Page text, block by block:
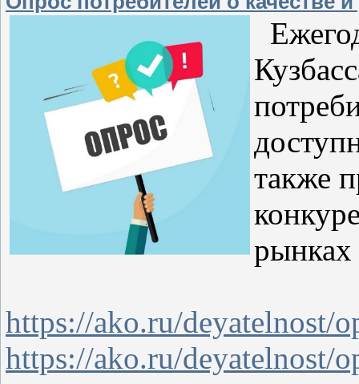
также
рынках
https://ako.ru/deyatelnost/
https://ako.ru/deyatelnost/